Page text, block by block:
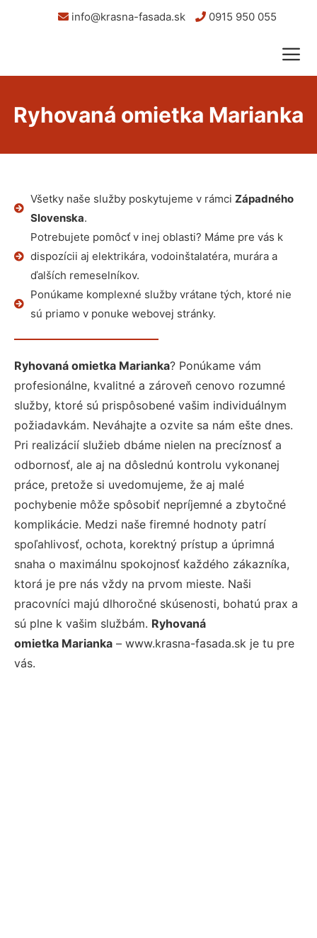
info@krasna-fasada.sk 0915 950 055
Ryhovaná omietka Marianka
Všetky naše služby poskytujeme v rámci Západného
Slovenska.
Potrebujete pomôcť v inej oblasti? Máme pre vás k
dispozícii aj elektrikára, vodoinštalatéra, murára a
ďalších remeselníkov.
Ponúkame komplexné služby vrátane tých, ktoré nie
sú priamo v ponuke webovej stránky.
Ryhovaná omietka Marianka? Ponúkame vám
profesionálne, kvalitné a zároveň cenovo rozumné
služby, ktoré sú prispôsobené vašim individuálnym
požiadavkám. Neváhajte a ozvite sa nám ešte dnes.
Pri realizácií služieb dbáme nielen na precíznosť a
odbornosť, ale aj na dôslednú kontrolu vykonanej
práce, pretože si uvedomujeme, že aj malé
pochybenie môže spôsobiť nepríjemné a zbytočné
komplikácie. Medzi naše firemné hodnoty patrí
spoľahlivosť, ochota, korektný prístup a úprimná
snaha o maximálnu spokojnosť každého zákazníka,
ktorá je pre nás vždy na prvom mieste. Naši
pracovníci majú dlhoročné skúsenosti, bohatú prax a
sú plne k vašim službám. Ryhovaná
omietka Marianka – www.krasna-fasada.sk je tu pre
vás.